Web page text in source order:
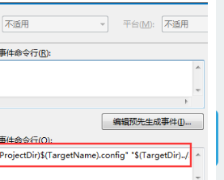
智能客服